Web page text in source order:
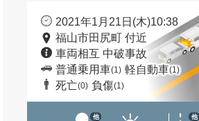
2021年1月21日(木)10:38
福山市田尻町 付近
車両相互 中破事故
普通乗用車(1) 軽自動車(1)
死亡(0) 負傷(1)
他 他